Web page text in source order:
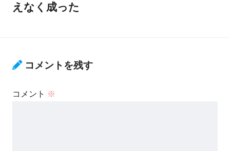
えなく成った
コメントを残す
コメント ※